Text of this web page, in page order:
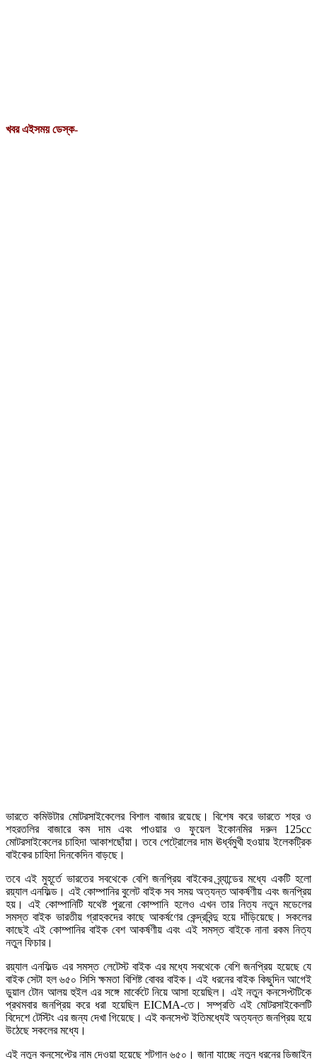
খবর এইসময় ডেস্ক-
ভারতে কমিউটার মোটরসাইকেলের বিশাল বাজার রয়েছে। বিশেষ করে ভারতে শহর ও
শহরতলির বাজারে কম দাম এবং পাওয়ার ও ফুয়েল ইকোনমির দরুন 125cc
মোটরসাইকেলের চাহিদা আকাশছোঁয়া। তবে পেট্রোলের দাম ঊর্ধ্বমুখী হওয়ায় ইলেকট্রিক
বাইকের চাহিদা দিনকেদিন বাড়ছে।
তবে এই মুহূর্তে ভারতের সবথেকে বেশি জনপ্রিয় বাইকের ব্র্যান্ডের মধ্যে একটি হলো
রয়্যাল এনফিল্ড। এই কোম্পানির বুলেট বাইক সব সময় অত্যন্ত আকর্ষণীয় এবং জনপ্রিয়
হয়। এই কোম্পানিটি যথেষ্ট পুরনো কোম্পানি হলেও এখন তার নিত্য নতুন মডেলের
সমস্ত বাইক ভারতীয় গ্রাহকদের কাছে আকর্ষণের কেন্দ্রবিন্দু হয়ে দাঁড়িয়েছে। সকলের
কাছেই এই কোম্পানির বাইক বেশ আকর্ষণীয় এবং এই সমস্ত বাইকে নানা রকম নিত্য
নতুন ফিচার।
রয়্যাল এনফিল্ড এর সমস্ত লেটেস্ট বাইক এর মধ্যে সবথেকে বেশি জনপ্রিয় হয়েছে যে
বাইক সেটা হল ৬৫০ সিসি ক্ষমতা বিশিষ্ট বোবর বাইক। এই ধরনের বাইক কিছুদিন আগেই
ডুয়াল টোন আলয় হুইল এর সঙ্গে মার্কেটে নিয়ে আসা হয়েছিল। এই নতুন কনসেপ্টটিকে
প্রথমবার জনপ্রিয় করে ধরা হয়েছিল EICMA-তে। সম্প্রতি এই মোটরসাইকেলটি
বিদেশে টেস্টিং এর জন্য দেখা গিয়েছে। এই কনসেপ্ট ইতিমধ্যেই অত্যন্ত জনপ্রিয় হয়ে
উঠেছে সকলের মধ্যে।
এই নতুন কনসেপ্টের নাম দেওয়া হয়েছে শটগান ৬৫০। জানা যাচ্ছে নতুন ধরনের ডিজাইন